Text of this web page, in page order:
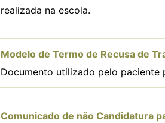
realizada na escola.
Modelo de Termo de Recusa de
Documento utilizado pelo
Comunicado de não Candidatura